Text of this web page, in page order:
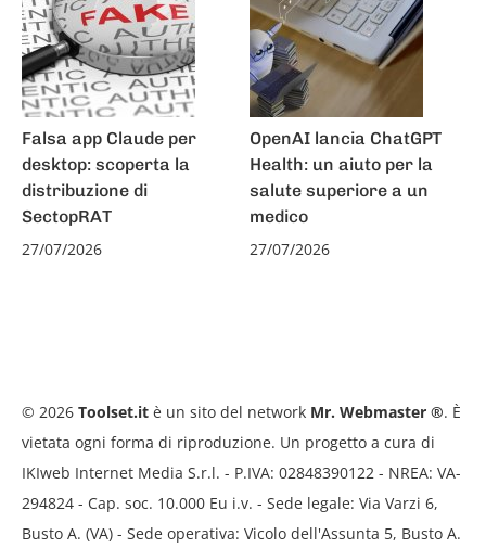
Falsa app Claude per
desktop: scoperta la
distribuzione di
SectopRAT
27/07/2026
OpenAI lancia ChatGPT
Health: un aiuto per la
salute superiore a un
medico
27/07/2026
© 2026 Toolset.it è un sito del network Mr. Webmaster ®. È
vietata ogni forma di riproduzione. Un progetto a cura di
IKIweb Internet Media S.r.l. - P.IVA: 02848390122 - NREA: VA-
294824 - Cap. soc. 10.000 Eu i.v. - Sede legale: Via Varzi 6,
Busto A. (VA) - Sede operativa: Vicolo dell'Assunta 5, Busto A.